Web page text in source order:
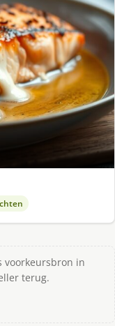
voorkeursbron in
terug.